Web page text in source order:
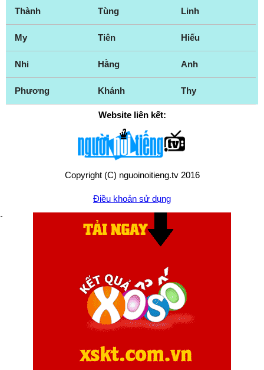
Thành Tùng Linh
My Tiên Hiếu
Nhi Hằng Anh
Phương Khánh Thy
Website liên kết:
Copyright (C) nguoinoitieng.tv 2016
Điều khoản sử dụng
mail.nguoinoitieng.tv@gmail.com